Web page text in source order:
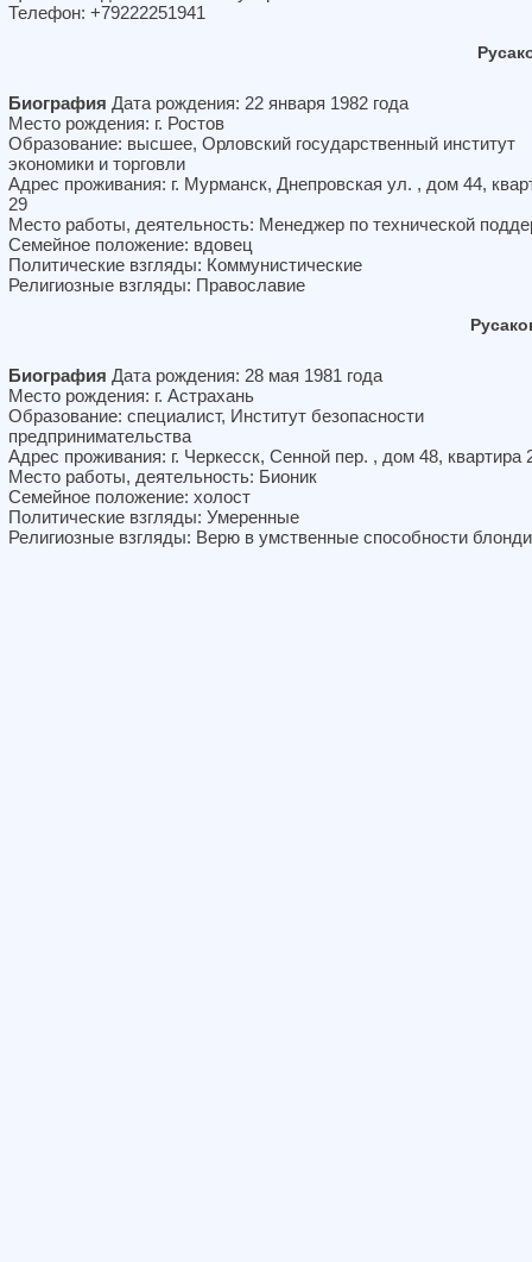
Телефон: +79222251941
Биография Дата рождения: 22 января 1982 года
Место рождения: г. Ростов
Образование: высшее, Орловский государственный институт
экономики и торговли
Адрес проживания: г. Мурманск, Днепровская ул. , дом 44,
29
Место работы, деятельность: Менеджер по технической
Семейное положение: вдовец
Политические взгляды: Коммунистические
Религиозные взгляды: Православие
Биография Дата рождения: 28 мая 1981 года
Место рождения: г. Астрахань
Образование: специалист, Институт безопасности
предпринимательства
Адрес проживания: г. Черкесск, Сенной пер. , дом 48, квартира
Место работы, деятельность: Бионик
Семейное положение: холост
Политические взгляды: Умеренные
Религиозные взгляды: Верю в умственные способности